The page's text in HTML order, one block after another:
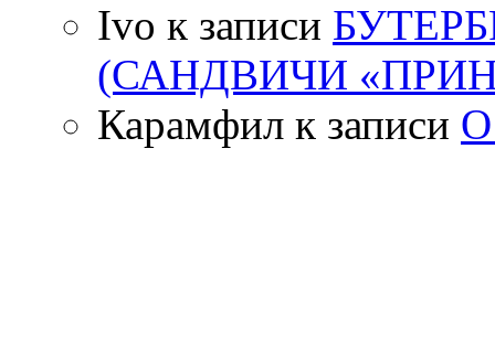
Ivo к записи
(САНДВИЧИ
Карамфил к записи